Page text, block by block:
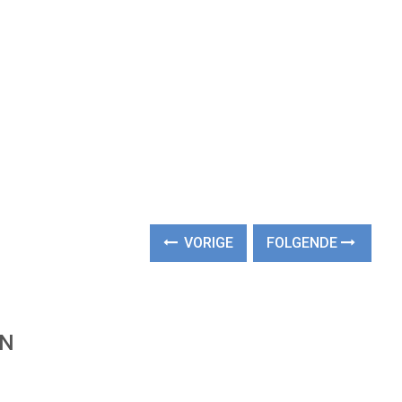
VORIGE FOLGENDE